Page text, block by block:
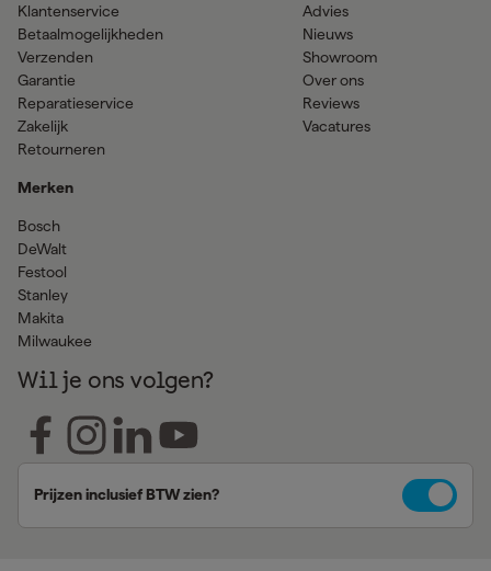
Klantenservice
Betaalmogelijkheden
Verzenden
Garantie
Reparatieservice
Zakelijk
Retourneren
Merken
Bosch
DeWalt
Festool
Stanley
Makita
Milwaukee
Advies
Nieuws
Showroom
Over ons
Reviews
Vacatures
Wil je ons volgen?
Prijzen inclusief BTW zien?